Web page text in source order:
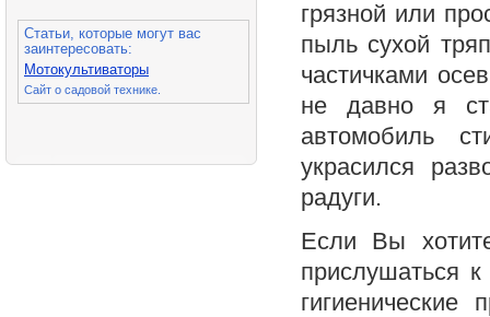
Статьи, которые могут вас
заинтересовать:
Мотокультиваторы
Сайт о садовой технике.
грязной или
пыль сухой
частичками
не давно я
автомобиль
украсился
радуги.
Если Вы
прислушаться
гигиенические